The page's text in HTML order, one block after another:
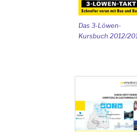
Das 3-Löwen-
Kursbuch 2012/